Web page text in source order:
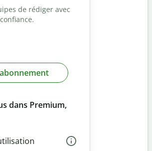
de rédiger avec
dans Premium,